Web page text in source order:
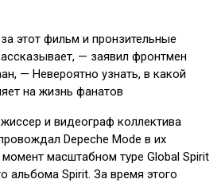
этот фильм и пронзительные
— заявил фронтмен
— Невероятно узнать, в какой
на жизнь фанатов
и видеограф коллектива
Depeche Mode в их
масштабном туре Global Spirit
альбома Spirit. За время этого